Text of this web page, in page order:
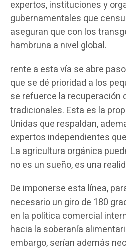
expertos, instituciones y
gubernamentales que
aseguran que con los
hambruna a nivel global.
rente a esta vía se abre
que se dé prioridad a los
se refuerce la recuperación
tradicionales. Esta es la
Unidas que respaldan,
expertos independientes
La agricultura orgánica
no es un sueño, es una
De imponerse esta línea,
necesario un giro de 180
en la política comercial
hacia la soberanía
embargo, serían además